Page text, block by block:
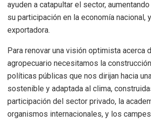
ayuden a catapultar el sector,
su participación en la economía nacional,
exportadora.
Para renovar una visión optimista acerca
agropecuario necesitamos la
políticas públicas que nos dirijan hacia
sostenible y adaptada al clima,
participación del sector privado, la
organismos internacionales, y los